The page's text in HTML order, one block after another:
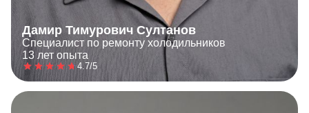
Дамир Тимурович Султанов
Специалист по ремонту холодильников
13 лет опыта
4.7/5